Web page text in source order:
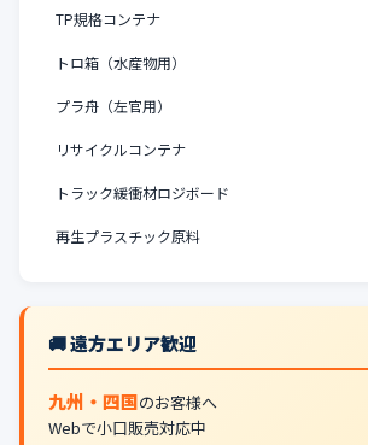
TP規格コンテナ
トロ箱（水産物用）
プラ舟（左官用）
リサイクルコンテナ
トラック緩衝材ロジボード
再生プラスチック原料
🚚 遠方エリア歓迎
九州・四国のお客様へ
Webで小口販売対応中